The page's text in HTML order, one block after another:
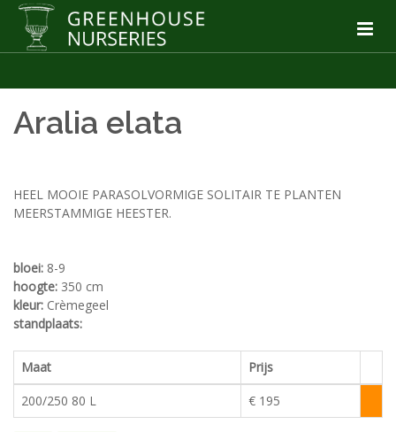
Aralia elata
HEEL MOOIE PARASOLVORMIGE SOLITAIR TE PLANTEN
MEERSTAMMIGE HEESTER.
bloei: 8-9
hoogte: 350 cm
kleur: Crèmegeel
standplaats:
Maat
Prijs
200/250 80 L
€ 195